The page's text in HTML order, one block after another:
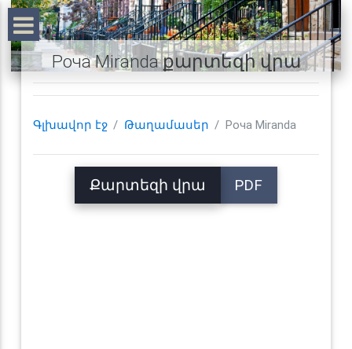
Роча Miranda քարտեզի վրա
Գլխավոր էջ Թաղամասեր Роча Miranda
Քարտեզի վրա PDF